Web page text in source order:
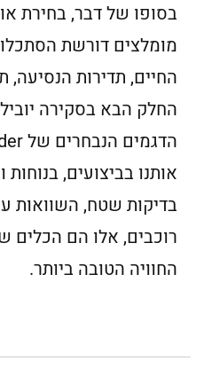
בסופו של דבר, בחירת
מומלצים דורשת
החיים, תדירות הנסיעה,
החלק הבא בסקירה
אותנו בביצועים,
בדיקות שטח, השוואות
רוכבים, אלו הם הכלים
החוויה הטובה ביותר.